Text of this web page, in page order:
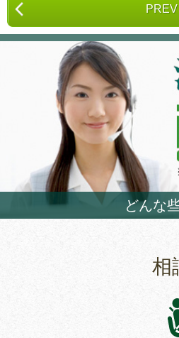
PREV
どんな
相